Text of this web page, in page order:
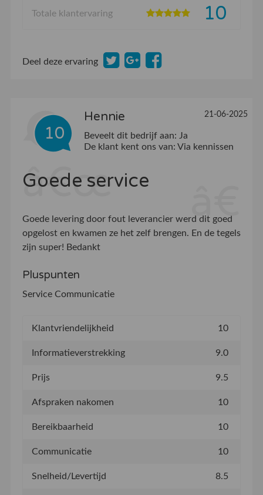
Totale klantervaring 10
Deel deze ervaring
10
Hennie 21-06-2025
Beveelt dit bedrijf aan: Ja
De klant kent ons van: Via kennissen
Goede service
Goede levering door fout leverancier werd dit goed
opgelost en kwamen ze het zelf brengen. En de tegels
zijn super! Bedankt
Pluspunten
Service Communicatie
Klantvriendelijkheid 10
Informatieverstrekking 9.0
Prijs 9.5
Afspraken nakomen 10
Bereikbaarheid 10
Communicatie 10
Snelheid/Levertijd 8.5